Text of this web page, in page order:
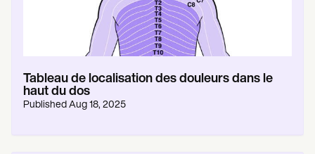
Tableau de localisation des douleurs dans le
haut du dos
Published Aug 18, 2025